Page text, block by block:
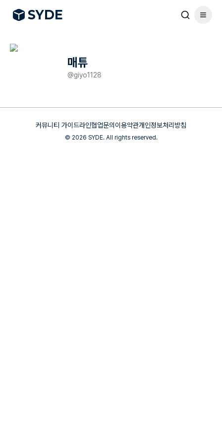
SYDE
매튜
@giyo1128
커뮤니티 가이드라인협업문의 이용약관개인정보처리방침
© 2026 SYDE. All rights reserved.